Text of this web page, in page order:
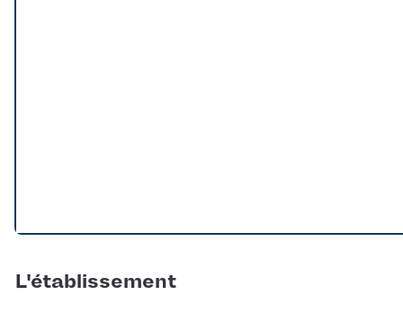
L'établissement